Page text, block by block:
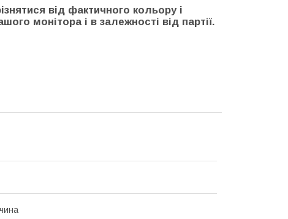
від фактичного кольору і
монітора і в залежності від партії.